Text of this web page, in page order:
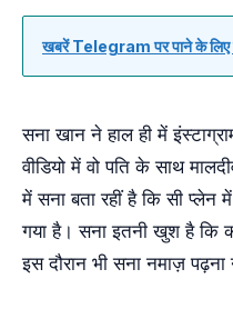
खबरें Telegram पर पाने के
सना खान ने हाल ही में
वीडियो में वो पति के साथ
में सना बता रहीं है कि सी प्लेन
गया है। सना इतनी खुश है कि
इस दौरान भी सना नमाज़ पढ़ना